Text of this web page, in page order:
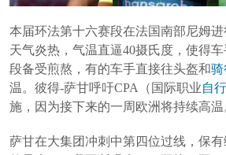
本届环法第十六赛段在法国南部尼姆进
天气炎热， 气温直逼40摄氏度，使得
段备受煎熬，有的车手直接往头盔和骑
温。 彼得-萨甘呼吁CPA（国际职业自
施，因为接下来的一周欧洲将持续高温
萨甘在大集团冲刺中第四位过线，保